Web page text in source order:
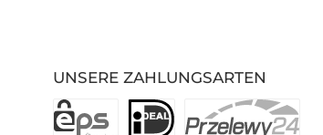
UNSERE ZAHLUNGSARTEN